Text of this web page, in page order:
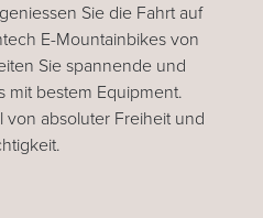
Sie die Fahrt auf
E-Mountainbikes von
Sie spannende und
mit bestem Equipment.
von absoluter Freiheit und